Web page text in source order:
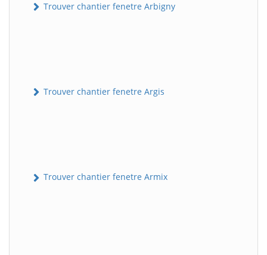
Trouver chantier fenetre Arbigny
Trouver chantier fenetre Argis
Trouver chantier fenetre Armix